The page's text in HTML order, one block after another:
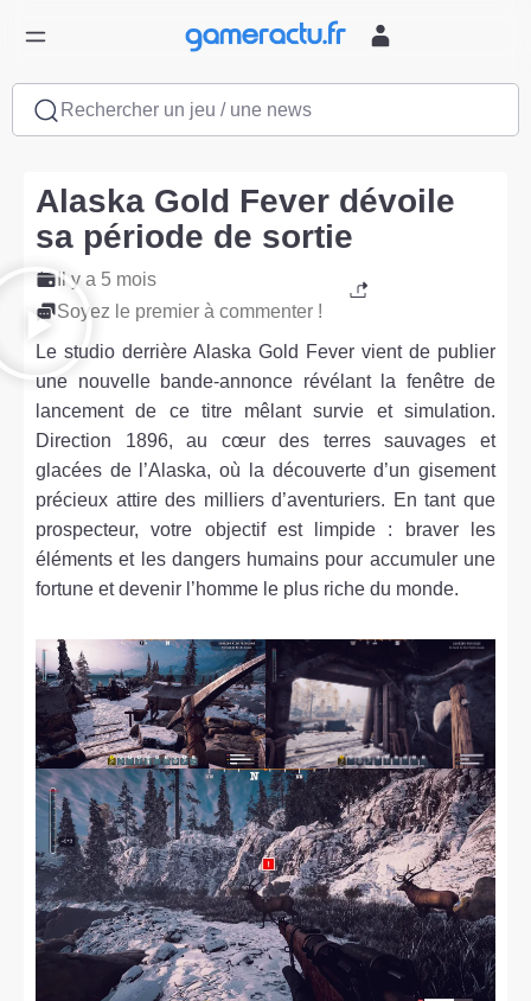
Rechercher un jeu / une news
Alaska Gold Fever dévoile
sa période de sortie
Il y a 5 mois
Soyez le premier à commenter !
Le studio derrière Alaska Gold Fever vient de publier
une nouvelle bande-annonce révélant la fenêtre de
lancement de ce titre mêlant survie et simulation.
Direction 1896, au cœur des terres sauvages et
glacées de l’Alaska, où la découverte d’un gisement
précieux attire des milliers d’aventuriers. En tant que
prospecteur, votre objectif est limpide : braver les
éléments et les dangers humains pour accumuler une
fortune et devenir l’homme le plus riche du monde.